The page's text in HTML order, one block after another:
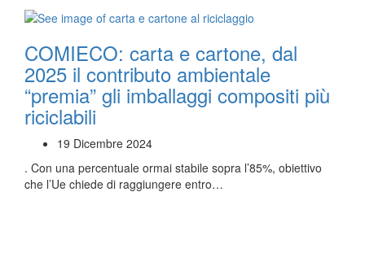
COMIECO: carta e cartone, dal
2025 il contributo ambientale
“premia” gli imballaggi compositi più
riciclabili
19 Dicembre 2024
. Con una percentuale ormai stabile sopra l’85%, obiettivo
che l’Ue chiede di raggiungere entro…